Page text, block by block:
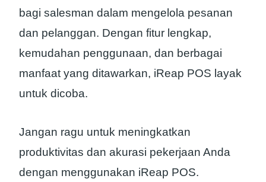
bagi salesman dalam mengelola pesanan
dan pelanggan. Dengan fitur lengkap,
kemudahan penggunaan, dan berbagai
manfaat yang ditawarkan, iReap POS layak
untuk dicoba.
Jangan ragu untuk meningkatkan
produktivitas dan akurasi pekerjaan Anda
dengan menggunakan iReap POS.